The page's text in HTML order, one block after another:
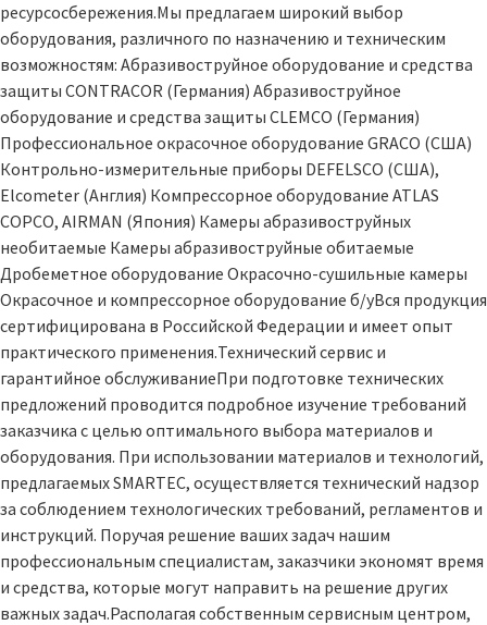
ресурсосбережения.Мы предлагаем широкий выбор
оборудования, различного по назначению и техническим
возможностям: Абразивоструйное оборудование и средства
защиты CONTRACOR (Германия) Абразивоструйное
оборудование и средства защиты CLEMCO (Германия)
Профессиональное окрасочное оборудование GRACO (США)
Контрольно-измерительные приборы DEFELSCO (США),
Elcometer (Англия) Компрессорное оборудование ATLAS
COPCO, AIRMAN (Япония) Камеры абразивоструйных
необитаемые Камеры абразивоструйные обитаемые
Дробеметное оборудование Окрасочно-сушильные камеры
Окрасочное и компрессорное оборудование б/уВся продукция
сертифицирована в Российской Федерации и имеет опыт
практического применения.Технический сервис и
гарантийное обслуживаниеПри подготовке технических
предложений проводится подробное изучение требований
заказчика с целью оптимального выбора материалов и
оборудования. При использовании материалов и технологий,
предлагаемых SMARTEC, осуществляется технический надзор
за соблюдением технологических требований, регламентов и
инструкций. Поручая решение ваших задач нашим
профессиональным специалистам, заказчики экономят время
и средства, которые могут направить на решение других
важных задач.Располагая собственным сервисным центром,